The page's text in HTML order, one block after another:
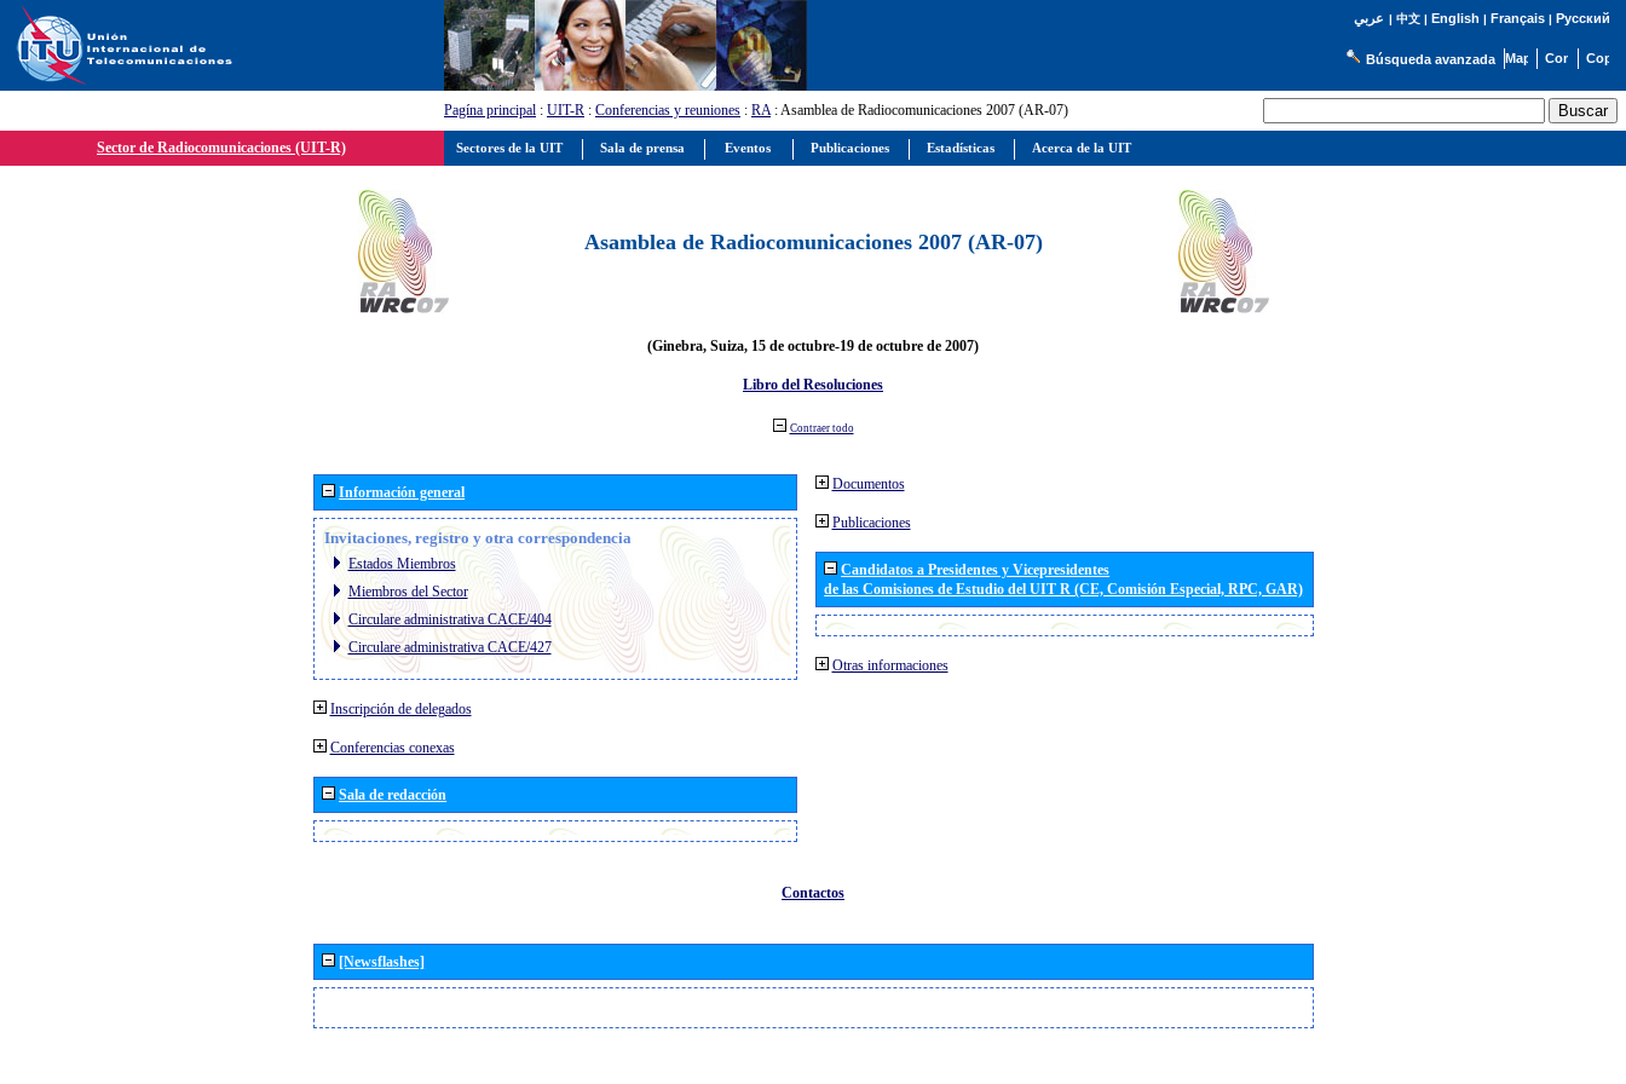
عربي | 中文| English | Français| Русский
Búsqueda avanzada
Pagína principal : UIT-R : Conferencias y reuniones : RA: Asamblea de Radiocomunicaciones 2007 (AR-07)
Sector de Radiocomunicaciones (UIT-R)
Asamblea de Radiocomunicaciones 2007 (AR-07)
(Ginebra, Suiza, 15 de octubre-19 de octubre de 2007)
Libro del Resoluciones
Contraer todo
Información general
Invitaciones, registro y otra correspondencia
Estados Miembros
Miembros del Sector
Circulare administrativa CACE/404
Circulare administrativa CACE/427
Inscripción de delegados
Conferencias conexas
Sala de redacción
Documentos
Publicaciones
Candidatos a Presidentes y Vicepresidentes
de las Comisiones de Estudio del UIT R (CE, Comisión Especial, RPC, GAR)
Otras informaciones
Contactos
[Newsflashes]
Sectores de la UIT Sala de prensa Eventos Publicaciones Estadísticas Acerca de la UIT